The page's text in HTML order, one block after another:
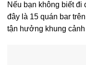
Nếu bạn không biết
đây là 15 quán bar
tận hưởng khung cảnh